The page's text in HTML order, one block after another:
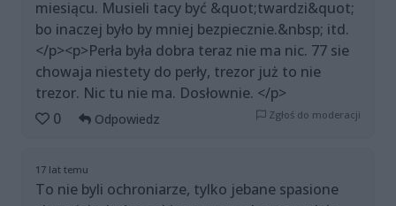
miesiącu. Musieli tacy być &quot;twardzi&quot;
bo inaczej było by mniej bezpiecznie.&nbsp; itd.
</p><p>Perła była dobra teraz nie ma nic. 77 sie
chowaja niestety do perły, trezor już to nie
trezor. Nic tu nie ma. Dosłownie. </p>
0
Odpowiedz Zgłoś do moderacji
17 lat temu
To nie byli ochroniarze, tylko jebane spasione